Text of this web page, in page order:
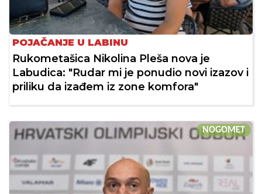
POJAČANJE U LABINU
Rukometašica Nikolina Pleša nova je
Labudica: "Rudar mi je ponudio novi izazov i
priliku da izađem iz zone komfora"
NOGOMET